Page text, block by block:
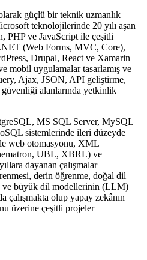
güçlü bir teknik uzmanlık
teknolojilerinde 20 yılı aşan
PHP ve JavaScript ile çeşitli
(Web Forms, MVC, Core),
Drupal, React ve Xamarin
mobil uygulamalar tasarlamış ve
Ajax, JSON, API geliştirme,
alanlarında yetkinlik
MS SQL Server, MySQL
sistemlerinde ileri düzeyde
web otomasyonu, XML
UBL, XBRL) ve
dayanan çalışmalar
derin öğrenme, doğal dil
ve büyük dil modellerinin (LLM)
çalışmakta olup yapay zekânın
üzerine çeşitli projeler